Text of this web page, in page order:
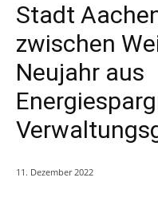
Stadt
zwischen
Neujahr aus
11. Dezember 2022